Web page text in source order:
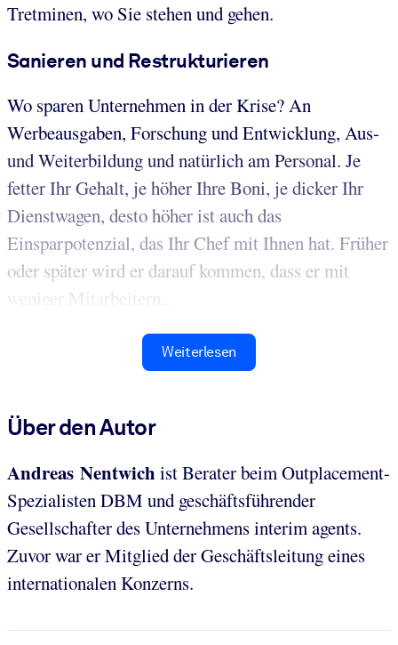
Tretminen, wo Sie stehen und gehen.
Sanieren und Restrukturieren
Wo sparen Unternehmen in der Krise? An
Werbeausgaben, Forschung und Entwicklung, Aus-
und Weiterbildung und natürlich am Personal. Je
fetter Ihr Gehalt, je höher Ihre Boni, je dicker Ihr
Dienstwagen, desto höher ist auch das
Einsparpotenzial, das Ihr Chef mit Ihnen hat. Früher
oder später wird er darauf kommen, dass er mit
weniger Mitarbeitern...
Weiterlesen
Über den Autor
Andreas Nentwich ist Berater beim Outplacement-
Spezialisten DBM und geschäftsführender
Gesellschafter des Unternehmens interim agents.
Zuvor war er Mitglied der Geschäftsleitung eines
internationalen Konzerns.